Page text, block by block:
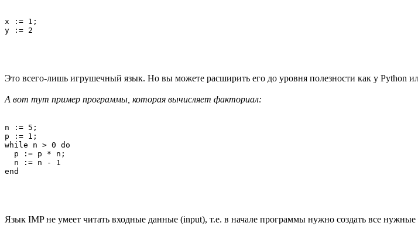
x := 1;
Это всего-лишь игрушечный язык. Но вы можете расширить его до уровня полезности как у Python
А вот тут пример программы, которая вычисляет факториал:
n := 5;
p := 1;
while n > 0 do
  p := p * n;
  n := n - 1
Язык IMP не умеет читать входные данные (input), т.е. в начале программы нужно создать все